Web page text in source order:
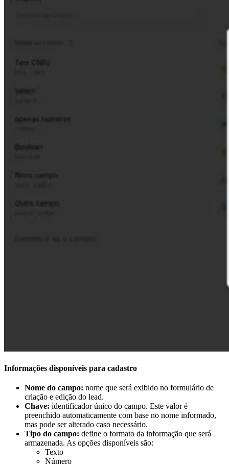
Informações disponíveis para cadastro
Nome do campo: nome que será exibido no formulário de
criação e edição do lead.
Chave: identificador único do campo. Este valor é
preenchido automaticamente com base no nome informado,
mas pode ser alterado caso necessário.
Tipo do campo: define o formato da informação que será
armazenada. As opções disponíveis são:
Texto
Número